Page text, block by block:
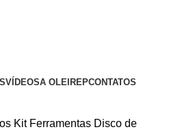
VÍDEOSA OLEIREPCONTATOS
Kit Ferramentas Disco de